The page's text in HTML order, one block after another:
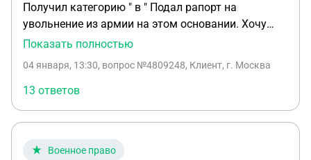
Получил категорию " в " Подал рапорт на
увольнение из армии на этом основании. Хочу
обжаловать категорию В на Д чемез
устаноаленные сроки на обжалования ВВК пока
буду проходить экспертизу в независимой ВВК
для оспариваня категории годности. Что делать?
Показать полностью
04 января, 13:30, вопрос №4809248, Клиент, г. Москва
13 ответов
Военное право